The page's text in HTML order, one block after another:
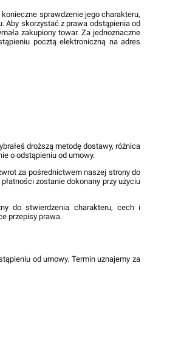
sprawdzenie jego charakteru,
Aby skorzystać z prawa odstąpienia od
zakupiony towar. Za jednoznaczne
pocztą elektroniczną na adres
droższą metodę dostawy, różnica
o odstąpieniu od umowy.
za pośrednictwem naszej strony do
zostanie dokonany przy użyciu
do stwierdzenia charakteru, cech i
przepisy prawa.
od umowy. Termin uznajemy za